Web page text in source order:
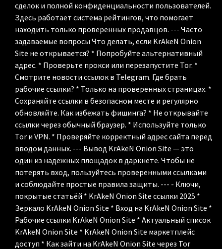
сделок и полной конфиденциальности пользователей.
Здесь работает система рейтингов, что помогает
находить только проверенных продавцов. --- Часто
задаваемые вопросы Что делать, если KrAkeN Onion
Site не открывается? * Попробуйте альтернативный
адрес. * Проверьте прокси или перезапустите Tor. *
Смотрите новости ссылок в Telegram. Где брать
рабочие ссылки? * Только на проверенных страницах. *
Сохраняйте ссылки в безопасном месте и регулярно
обновляйте. Как избежать фишинга? * Не открывайте
ссылки через обычный браузер. * Используйте только
Tor и VPN. * Проверяйте корректный адрес сайта перед
вводом данных. --- Вывод KrAkeN Onion Site — это
один из надёжных площадок в даркнете. Чтобы не
потерять вход, пользуйтесь проверенными ссылками
и соблюдайте простые правила защиты. --- - Ключи,
покрытые статьёй * KrAkeN Onion Site ссылки 2025 *
Зеркало KrAkeN Onion Site * Вход на KrAkeN Onion Site *
Рабочие ссылки KrAkeN Onion Site * Актуальный список
KrAkeN Onion Site * KrAkeN Onion Site маркетплейс
доступ * Как зайти на KrAkeN Onion Site через Tor